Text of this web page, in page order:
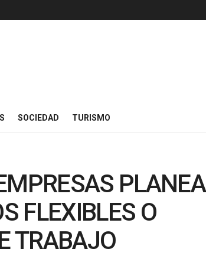
SOCIEDAD TURISMO
PLANEA
FLEXIBLES O
TRABAJO